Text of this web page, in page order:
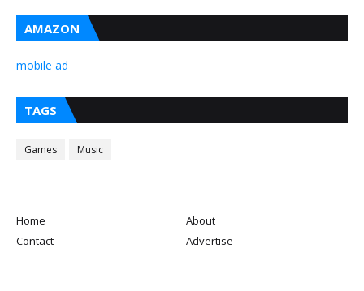
AMAZON
mobile ad
TAGS
Games Music
Home
About
Contact
Advertise